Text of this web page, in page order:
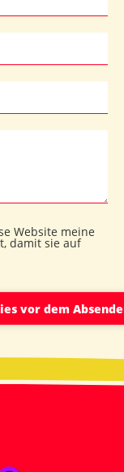
Website meine
damit sie auf
vor dem